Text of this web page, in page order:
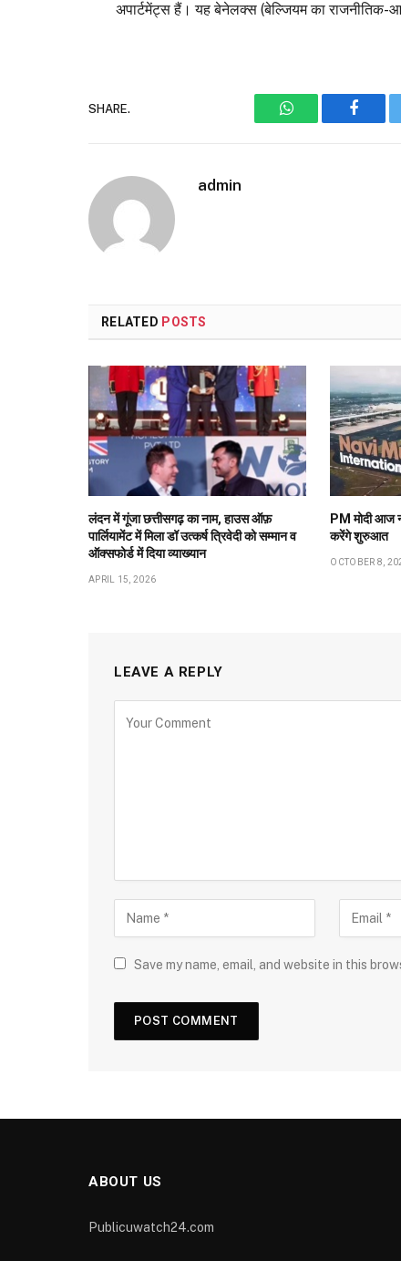
अपार्टमेंट्स हैं। यह बेनेलक्स (बेल्जियम का
SHARE.
WhatsApp
admin
RELATED POSTS
लंदन में गूंजा छत्तीसगढ़ का नाम, हाउस ऑफ़
पार्लियामेंट में मिला डॉ उत्कर्ष त्रिवेदी को सम्मान व
ऑक्सफोर्ड में दिया व्याख्यान
APRIL 15, 2026
PM मोदी आज
करेंगे शुरुआत
OCTOBER 8,
LEAVE A REPLY
Save my name, email, and website in this
ABOUT US
Publicuwatch24.com